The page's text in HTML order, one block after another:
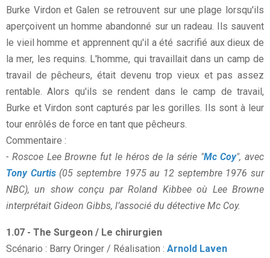
Burke Virdon et Galen se retrouvent sur une plage lorsqu'ils
aperçoivent un homme abandonné sur un radeau. Ils sauvent
le vieil homme et apprennent qu'il a été sacrifié aux dieux de
la mer, les requins. L'homme, qui travaillait dans un camp de
travail de pêcheurs, était devenu trop vieux et pas assez
rentable. Alors qu'ils se rendent dans le camp de travail,
Burke et Virdon sont capturés par les gorilles. Ils sont à leur
tour enrôlés de force en tant que pêcheurs.
Commentaire :
- Roscoe Lee Browne fut le héros de la série "Mc Coy", avec
Tony Curtis(05 septembre 1975 au 12 septembre 1976 sur
NBC), un show conçu par Roland Kibbee où Lee Browne
interprétait Gideon Gibbs, l’associé du détective Mc Coy.
1.07 - The Surgeon / Le chirurgien
Scénario : Barry Oringer / Réalisation : Arnold Laven